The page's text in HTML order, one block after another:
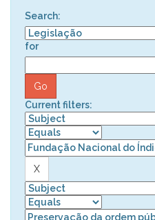
Search:
for
Current filters: